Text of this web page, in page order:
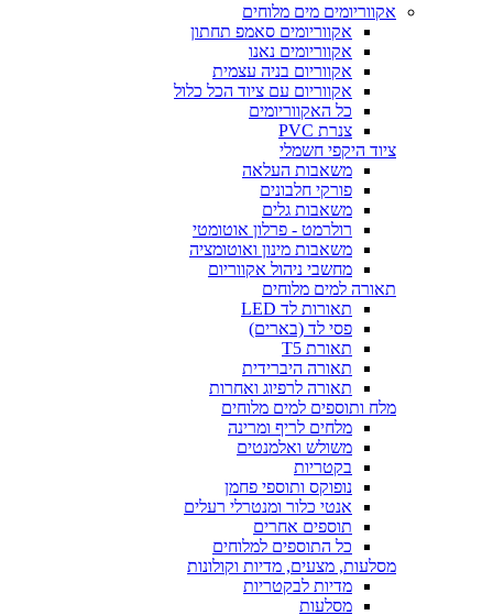
אקווריומים מים מלוחים
אקווריומים סאמפ תחתון
אקווריומים נאנו
אקווריום בניה עצמית
אקווריום עם ציוד הכל כלול
כל האקווריומים
צנרת PVC
ציוד היקפי חשמלי
משאבות העלאה
פורקי חלבונים
משאבות גלים
רולרמט - פרלון אוטומטי
משאבות מינון ואוטומציה
מחשבי ניהול אקווריום
תאורה למים מלוחים
תאורות לד LED
פסי לד (בארים)
תאורת T5
תאורה היברידית
תאורה לרפיוג ואחרות
מלח ותוספים למים מלוחים
מלחים לריף ומרינה
משולש ואלמנטים
בקטריות
נופוקס ותוספי פחמן
אנטי כלור ומנטרלי רעלים
תוספים אחרים
כל התוספים למלוחים
מסלעות, מצעים, מדיות וקולונות
מדיות לבקטריות
מסלעות